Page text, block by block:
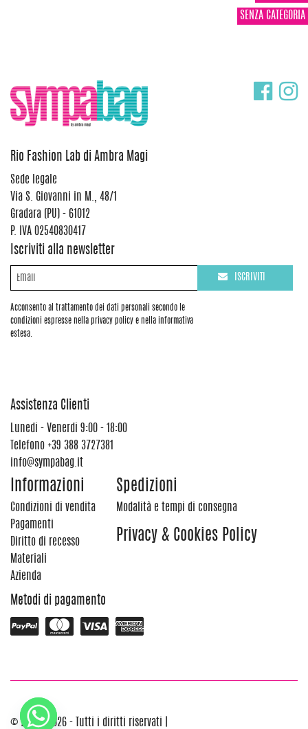
SENZA CATEGORIA
Rio Fashion Lab di Ambra Magi
Sede legale
Via S. Giovanni in M., 48/1
Gradara (PU) - 61012
P. IVA 02540830417
Iscriviti alla newsletter
Acconsento al trattamento dei dati personali secondo le
condizioni espresse nella privacy policy e nella informativa
estesa.
ISCRIVITI
Assistenza Clienti
Lunedi - Venerdi 9:00 - 18:00
Telefono +39 388 3727381
info@sympabag.it
Informazioni
Condizioni di vendita
Pagamenti
Diritto di recesso
Materiali
Azienda
Spedizioni
Modalità e tempi di consegna
Privacy & Cookies Policy
Metodi di pagamento
© 2012 - 2026 - Tutti i diritti riservati |